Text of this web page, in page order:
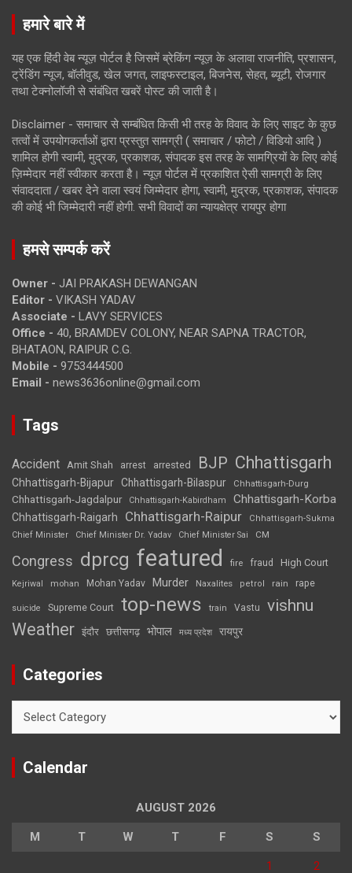
हमारे बारे में
यह एक हिंदी वेब न्यूज़ पोर्टल है जिसमें ब्रेकिंग न्यूज़ के अलावा राजनीति, प्रशासन,
ट्रेंडिंग न्यूज, बॉलीवुड, खेल जगत, लाइफस्टाइल, बिजनेस, सेहत, ब्यूटी, रोजगार
तथा टेक्नोलॉजी से संबंधित खबरें पोस्ट की जाती है।
Disclaimer - समाचार से सम्बंधित किसी भी तरह के विवाद के लिए साइट के कुछ
तत्वों में उपयोगकर्ताओं द्वारा प्रस्तुत सामग्री ( समाचार / फोटो / विडियो आदि )
शामिल होगी स्वामी, मुद्रक, प्रकाशक, संपादक इस तरह के सामग्रियों के लिए कोई
ज़िम्मेदार नहीं स्वीकार करता है। न्यूज़ पोर्टल में प्रकाशित ऐसी सामग्री के लिए
संवाददाता / खबर देने वाला स्वयं जिम्मेदार होगा, स्वामी, मुद्रक, प्रकाशक, संपादक
की कोई भी जिम्मेदारी नहीं होगी. सभी विवादों का न्यायक्षेत्र रायपुर होगा
हमसे सम्पर्क करें
Owner - JAI PRAKASH DEWANGAN
Editor - VIKASH YADAV
Associate - LAVY SERVICES
Office - 40, BRAMDEV COLONY, NEAR SAPNA TRACTOR,
BHATAON, RAIPUR C.G.
Mobile - 9753444500
Email - news3636online@gmail.com
Tags
Accident Amit Shah arrest arrested BJP Chhattisgarh
Chhattisgarh-Bijapur Chhattisgarh-Bilaspur Chhattisgarh-Durg
Chhattisgarh-Jagdalpur Chhattisgarh-Kabirdham Chhattisgarh-Korba
Chhattisgarh-Raigarh Chhattisgarh-Raipur
Chhattisgarh-Sukma
Chief Minister
Chief Minister Dr. Yadav Chief Minister Sai CM
Congress dprcg featured fire fraud High Court
Kejriwal mohan Mohan Yadav Murder Naxalites petrol rain rape
suicide Supreme Court top-news train Vastu vishnu
Weather इंदौर छत्तीसगढ़ भोपाल मध्य प्रदेश रायपुर
Categories
Calendar
AUGUST 2026
M T W T F S S
1 2